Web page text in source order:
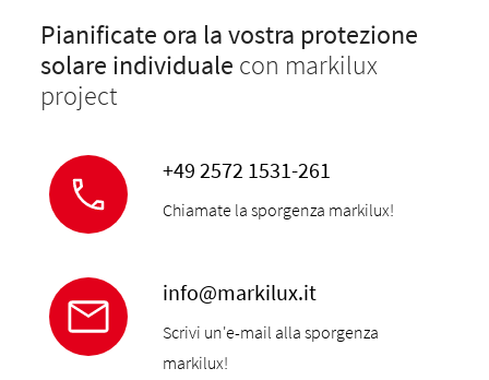
Pianificate ora la vostra protezione
solare individuale con markilux
project
+49 2572 1531-261
Chiamate la sporgenza markilux!
info@markilux.it
Scrivi un'e-mail alla sporgenza
markilux!